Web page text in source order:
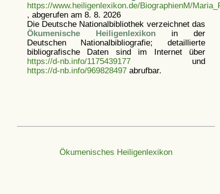
https://www.heiligenlexikon.de/BiographienM/
, abgerufen am 8. 8. 2026
Die Deutsche Nationalbibliothek verzeichnet das
Ökumenische Heiligenlexikonin der
Deutschen Nationalbibliografie; detaillierte
bibliografische Daten sind im Internet über
https://d-nb.info/1175439177und
https://d-nb.info/969828497abrufbar.
Ökumenisches Heiligenlexikon